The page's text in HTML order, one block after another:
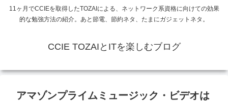
11ヶ月でCCIEを取得したTOZAIによる、ネットワーク系資格に向けての効果
的な勉強方法の紹介。あと節電、節約ネタ、たまにガジェットネタ。
CCIE TOZAIとITを楽しむブログ
アマゾンプライムミュージック・ビデオは